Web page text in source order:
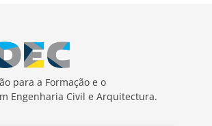
para a Formação e o
Engenharia Civil e Arquitectura.